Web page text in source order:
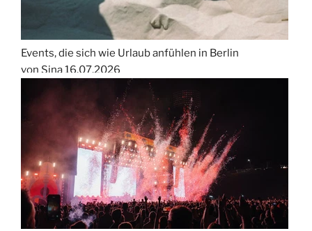
Events, die sich wie Urlaub anfühlen in Berlin
von Sina16.07.2026